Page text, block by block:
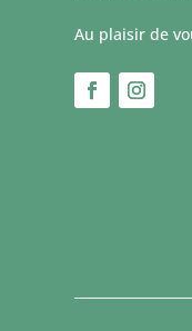
Au plaisir de